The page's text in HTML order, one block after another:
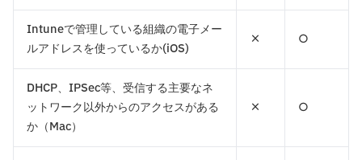
Intuneで管理している組織の電子メー
ルアドレスを使っているか(iOS)
× ○
DHCP、IPSec等、受信する主要なネ
ットワーク以外からのアクセスがある
か（Mac）
× ○